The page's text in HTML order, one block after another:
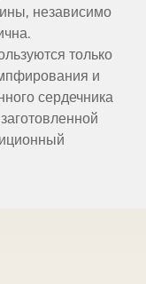
независимо
только
и
сердечника